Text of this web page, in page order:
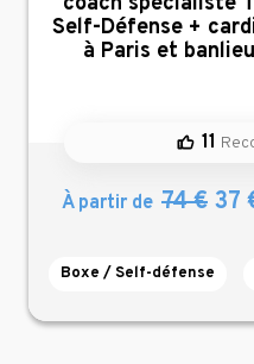
Self-Défense +
à Paris et
11
À partir de 74 € 37
Boxe / Self-défense